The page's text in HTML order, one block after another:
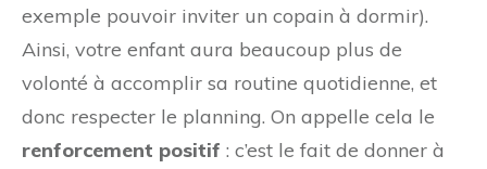
exemple pouvoir inviter un copain à dormir).
Ainsi, votre enfant aura beaucoup plus de
volonté à accomplir sa routine quotidienne, et
donc respecter le planning. On appelle cela le
renforcement positif : c’est le fait de donner à